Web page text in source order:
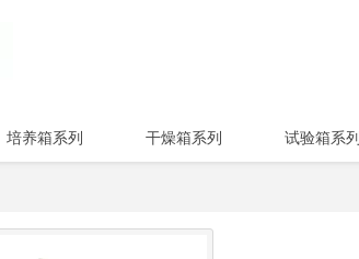
培养箱系列 干燥箱系列 试验箱系列